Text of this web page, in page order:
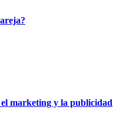
marketing y la publicidad